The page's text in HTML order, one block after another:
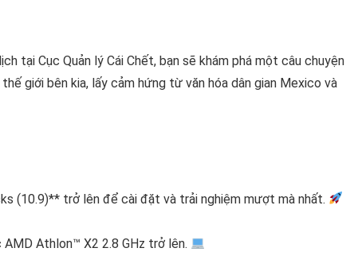
tại Cục Quản lý Cái Chết, bạn sẽ khám phá một câu chuyện
giới bên kia, lấy cảm hứng từ văn hóa dân gian Mexico và
(10.9)** trở lên để cài đặt và trải nghiệm mượt mà nhất.
Athlon™ X2 2.8 GHz trở lên.